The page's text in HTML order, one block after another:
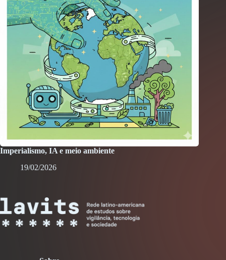
Imperialismo, IA e meio ambiente
19/02/2026